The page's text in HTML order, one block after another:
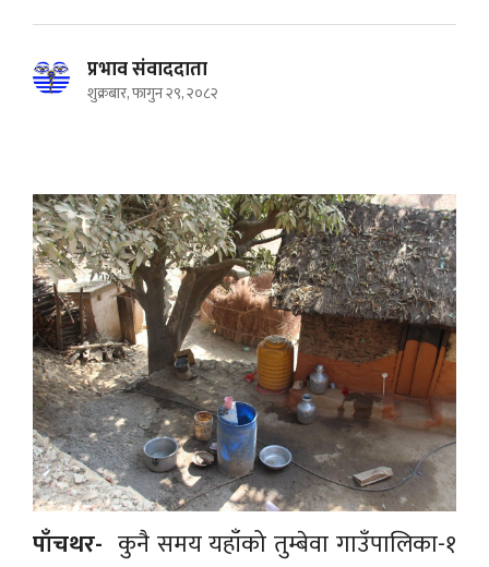
प्रभाव संवाददाता
शुक्रबार, फागुन २९, २०८२
पाँचथर- कुनै समय यहाँको तुम्बेवा गाउँपालिका-१